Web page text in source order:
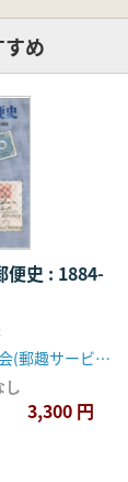
め
便史 : 1884-
日本郵趣協会(郵趣サービス社)
し
3,300 円